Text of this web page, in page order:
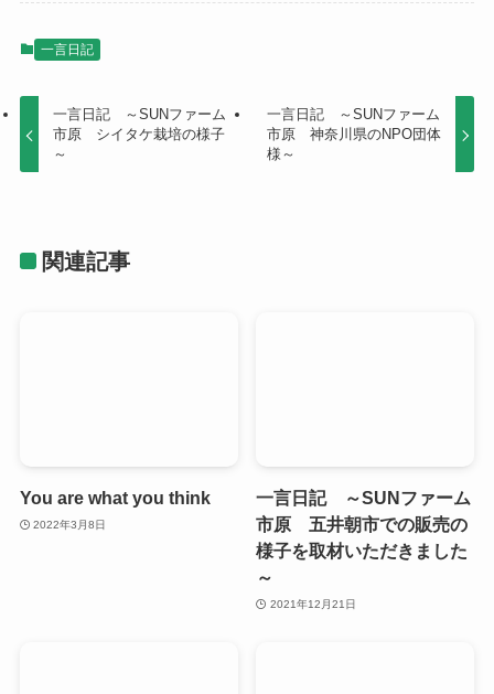
一言日記
一言日記 ～SUNファーム
市原 シイタケ栽培の様子
～
一言日記 ～SUNファーム
市原 神奈川県のNPO団体
様～
関連記事
You are what you think
2022年3月8日
一言日記 ～SUNファーム
市原 五井朝市での販売の
様子を取材いただきました
～
2021年12月21日